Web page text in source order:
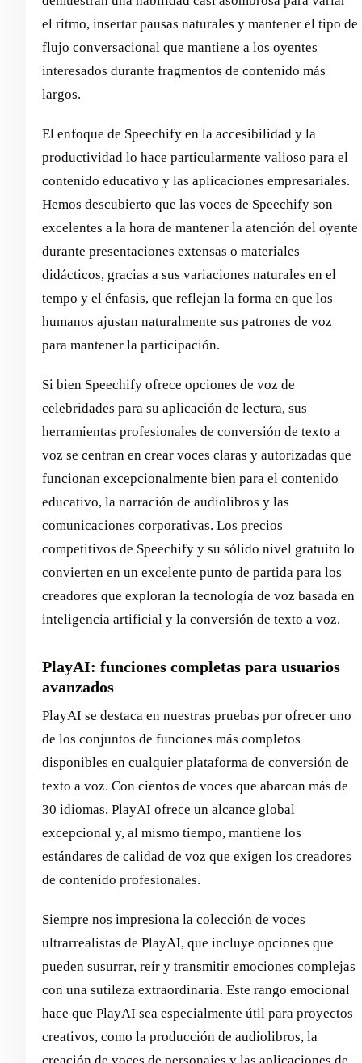
el ritmo, insertar pausas naturales y mantener el tipo de
flujo conversacional que mantiene a los oyentes
interesados durante fragmentos de contenido más
largos.
El enfoque de Speechify en la accesibilidad y la
productividad lo hace particularmente valioso para el
contenido educativo y las aplicaciones empresariales.
Hemos descubierto que las voces de Speechify son
excelentes a la hora de mantener la atención del oyente
durante presentaciones extensas o materiales
didácticos, gracias a sus variaciones naturales en el
tempo y el énfasis, que reflejan la forma en que los
humanos ajustan naturalmente sus patrones de voz
para mantener la participación.
Si bien Speechify ofrece opciones de voz de
celebridades para su aplicación de lectura, sus
herramientas profesionales de conversión de texto a
voz se centran en crear voces claras y autorizadas que
funcionan excepcionalmente bien para el contenido
educativo, la narración de audiolibros y las
comunicaciones corporativas. Los precios
competitivos de Speechify y su sólido nivel gratuito lo
convierten en un excelente punto de partida para los
creadores que exploran la tecnología de voz basada en
inteligencia artificial y la conversión de texto a voz.
PlayAI: funciones completas para usuarios
avanzados
PlayAI se destaca en nuestras pruebas por ofrecer uno
de los conjuntos de funciones más completos
disponibles en cualquier plataforma de conversión de
texto a voz. Con cientos de voces que abarcan más de
30 idiomas, PlayAI ofrece un alcance global
excepcional y, al mismo tiempo, mantiene los
estándares de calidad de voz que exigen los creadores
de contenido profesionales.
Siempre nos impresiona la colección de voces
ultrarrealistas de PlayAI, que incluye opciones que
pueden susurrar, reír y transmitir emociones complejas
con una sutileza extraordinaria. Este rango emocional
hace que PlayAI sea especialmente útil para proyectos
creativos, como la producción de audiolibros, la